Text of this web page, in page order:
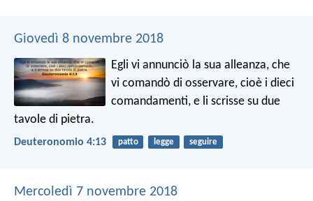
Giovedì 8 novembre 2018
Egli vi annunciò la sua alleanza, che
vi comandò di osservare, cioè i dieci
comandamenti, e li scrisse su due
tavole di pietra.
Deuteronomio 4:13 patto legge seguire
Mercoledì 7 novembre 2018